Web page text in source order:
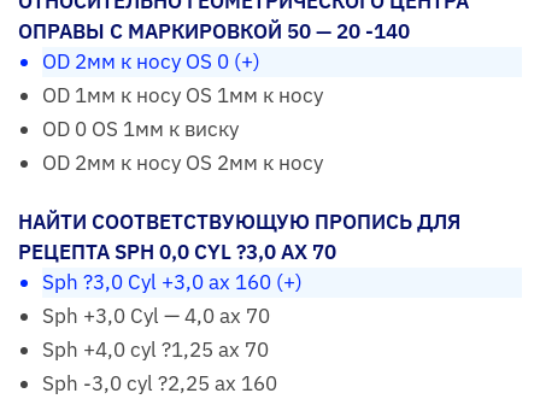
ОПРАВЫ С МАРКИРОВКОЙ 50 — 20 -140
OD 2мм к носу OS 0 (+)
OD 1мм к носу OS 1мм к носу
OD 0 OS 1мм к виску
OD 2мм к носу OS 2мм к носу
НАЙТИ СООТВЕТСТВУЮЩУЮ ПРОПИСЬ ДЛЯ
РЕЦЕПТА SPH 0,0 CYL ?3,0 AX 70
Sph ?3,0 Cyl +3,0 аx 160 (+)
Sph +3,0 Cyl — 4,0 ax 70
Sph +4,0 cyl ?1,25 ax 70
Sph -3,0 cyl ?2,25 ax 160